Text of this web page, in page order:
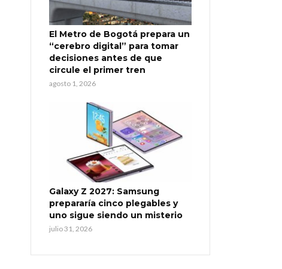
El Metro de Bogotá prepara un
“cerebro digital” para tomar
decisiones antes de que
circule el primer tren
agosto 1, 2026
Galaxy Z 2027: Samsung
prepararía cinco plegables y
uno sigue siendo un misterio
julio 31, 2026